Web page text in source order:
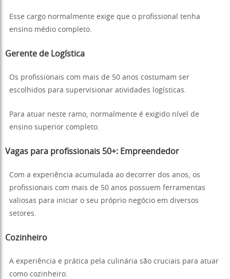
Esse cargo normalmente exige que o profissional tenha
ensino médio completo.
Gerente de Logística
Os profissionais com mais de 50 anos costumam ser
escolhidos para supervisionar atividades logísticas.
Para atuar neste ramo, normalmente é exigido nível de
ensino superior completo.
Vagas para profissionais 50+: Empreendedor
Com a experiência acumulada ao decorrer dos anos, os
profissionais com mais de 50 anos possuem ferramentas
valiosas para iniciar o seu próprio negócio em diversos
setores.
Cozinheiro
A experiência e prática pela culinária são cruciais para atuar
como cozinheiro.